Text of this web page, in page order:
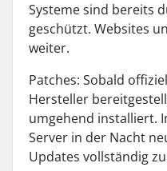
Systeme sind bereits
geschützt. Websites
weiter.
Patches: Sobald
Hersteller
umgehend installiert.
Server in der Nacht
Updates vollständig